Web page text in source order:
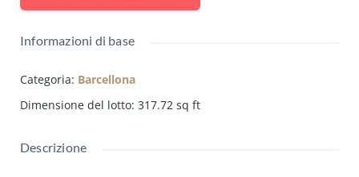
Informazioni di base
Categoria: Barcellona
Dimensione del lotto: 317.72 sq ft
Descrizione